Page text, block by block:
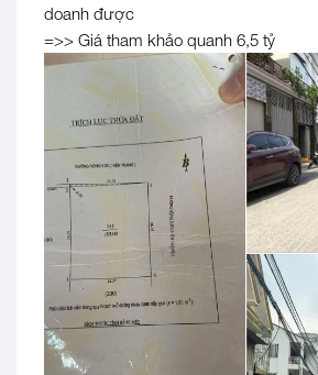
doanh được
=>> Giá tham khảo quanh 6,5 tỷ